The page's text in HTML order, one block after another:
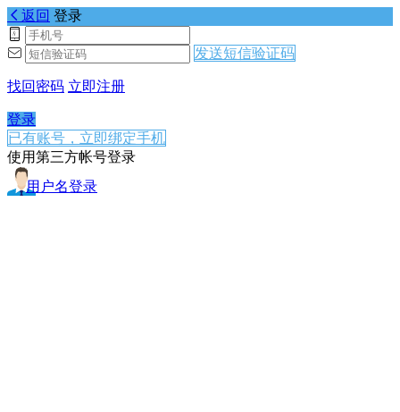
返回 登录
发送短信验证码
找回密码 立即注册
登录
已有账号，立即绑定手机
使用第三方帐号登录
用户名登录